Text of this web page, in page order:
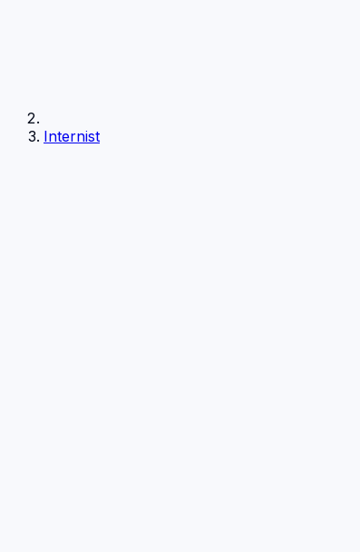
Internist